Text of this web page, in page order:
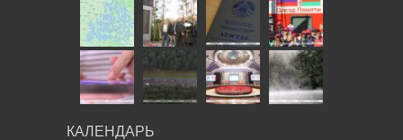
КАЛЕНДАРЬ